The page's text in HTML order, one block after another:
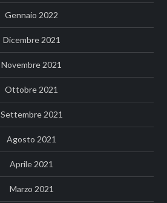
Gennaio 2022
Dicembre 2021
Novembre 2021
Ottobre 2021
Settembre 2021
Agosto 2021
Aprile 2021
Marzo 2021